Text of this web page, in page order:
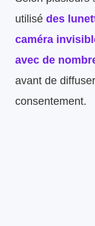
utilisé des
caméra
avec de
avant de
consentement.